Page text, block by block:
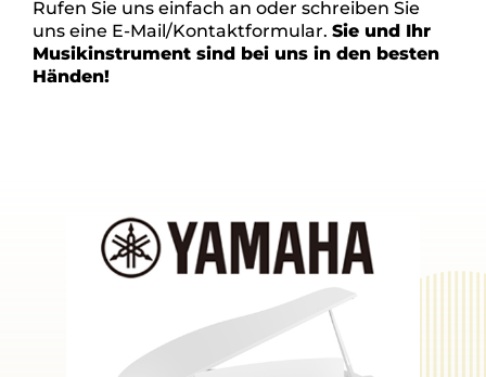
Rufen Sie uns einfach an oder schreiben Sie
uns eine E-Mail/Kontaktformular. Sie und Ihr
Musikinstrument sind bei uns in den besten
Händen!